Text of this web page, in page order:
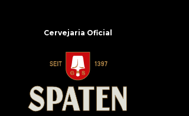
Cervejaria Oficial